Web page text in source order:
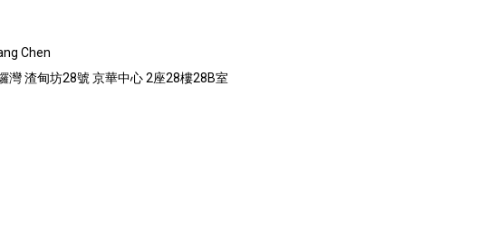
Chen
灣 渣甸坊28號 京華中心 2座28樓28B室